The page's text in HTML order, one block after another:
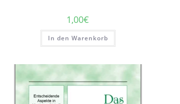
1,00€
In den Warenkorb